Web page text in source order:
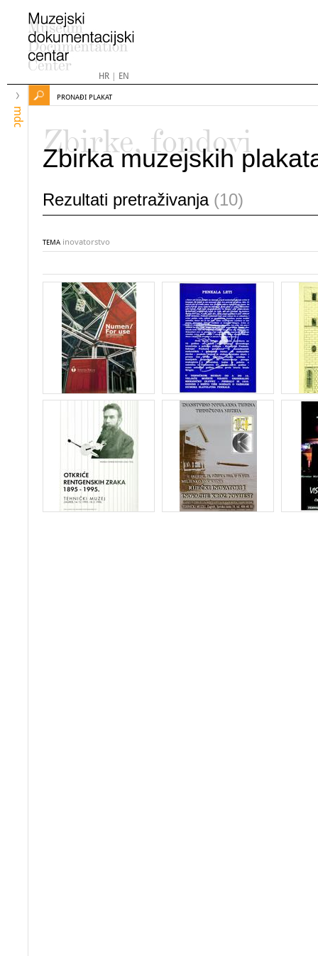
HR| EN
mdc
PRONAĐI PLAKAT
Zbirke, fondovi
Zbirka muzejskih
Rezultati pretraživanja (10)
TEMA inovatorstvo